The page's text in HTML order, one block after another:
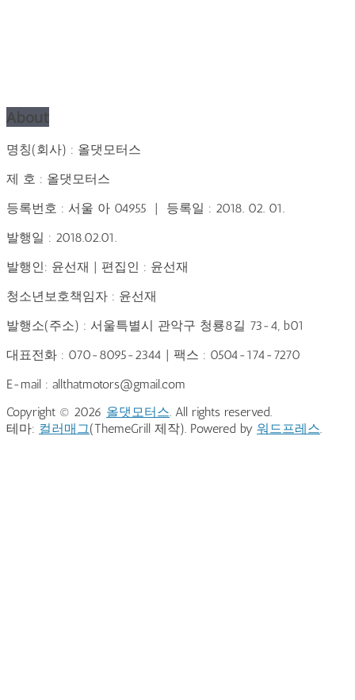
About
명칭(회사) : 올댓모터스
제 호 : 올댓모터스
등록번호 : 서울 아 04955 | 등록일 : 2018. 02. 01.
발행일 : 2018.02.01.
발행인: 윤선재 | 편집인 : 윤선재
청소년보호책임자 : 윤선재
발행소(주소) : 서울특별시 관악구 청룡8길 73-4, b01
대표전화 : 070-8095-2344 | 팩스 : 0504-174-7270
E-mail : allthatmotors@gmail.com
Copyright © 2026 올댓모터스. All rights reserved.
테마: 컬러매그(ThemeGrill 제작). Powered by 워드프레스.